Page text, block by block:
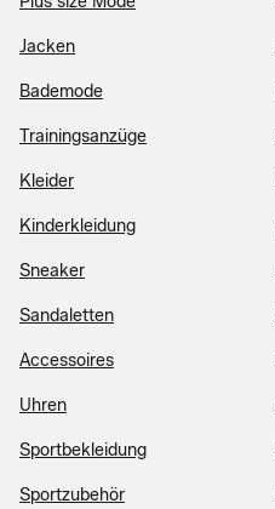
Jacken
Bademode
Trainingsanzüge
Kleider
Kinderkleidung
Sneaker
Sandaletten
Accessoires
Uhren
Sportbekleidung
Sportzubehör